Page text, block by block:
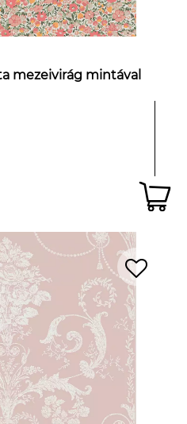
mezeivirág mintával